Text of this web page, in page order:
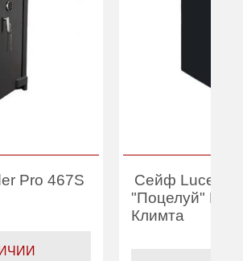
Pro 467S
Сейф Lucell
"Поцелуй"
Климта